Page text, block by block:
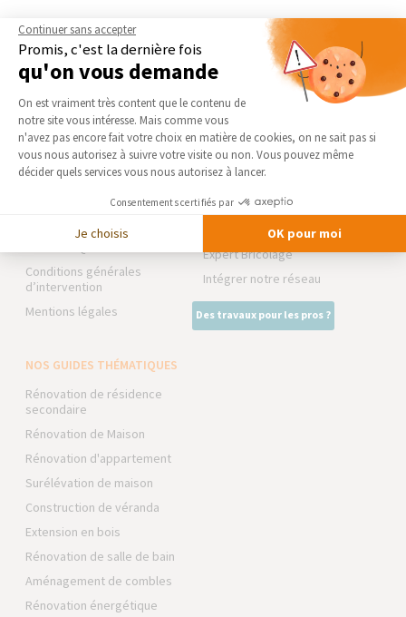
AGENCE DE CAMBRAI-CAUDRY
Qui sommes-nous
Actualités
Notre charte qualité
Partenaires
Trouver une agence
Conditions générales
d’intervention
Mentions légales
NOS DOMAINES
D’INTERVENTION
EXTENSION
RÉNOVATION INTÉRIEURE
TRAVAUX EXTÉRIEURS
NOS PARTENAIRES
La Maison des Architectes
Expert Bricolage
Intégrer notre réseau
Des travaux pour les pros ?
NOS GUIDES THÉMATIQUES
Rénovation de résidence
secondaire
Rénovation de Maison
Rénovation d'appartement
Surélévation de maison
Construction de véranda
Extension en bois
Rénovation de salle de bain
Aménagement de combles
Rénovation énergétique
Continuer sans accepter
Promis, c'est la dernière fois
qu'on vous demande
Plateforme de Gestion du
On est vraiment très content que le contenu de
notre site vous intéresse. Mais comme vous
n'avez pas encore fait votre choix en matière de cookies, on ne sait pas si
vous nous autorisez à suivre votre visite ou non. Vous pouvez même
décider quels services vous nous autorisez à lancer.
Consentements certifiés par
Je choisis OK pour moi
Axeptio consent